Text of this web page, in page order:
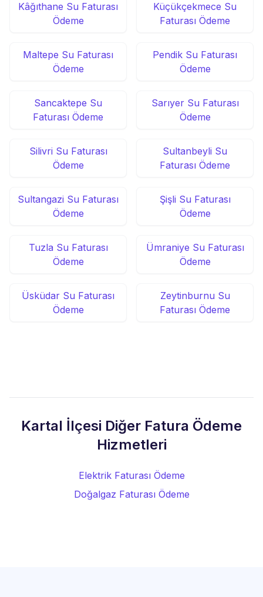
Kâğıthane Su Faturası
Ödeme
Küçükçekmece Su
Faturası Ödeme
Maltepe Su Faturası
Ödeme
Pendik Su Faturası
Ödeme
Sancaktepe Su
Faturası Ödeme
Sarıyer Su Faturası
Ödeme
Silivri Su Faturası
Ödeme
Sultanbeyli Su
Faturası Ödeme
Sultangazi Su Faturası
Ödeme
Şişli Su Faturası
Ödeme
Tuzla Su Faturası
Ödeme
Ümraniye Su Faturası
Ödeme
Üsküdar Su Faturası
Ödeme
Zeytinburnu Su
Faturası Ödeme
Kartal İlçesi Diğer Fatura Ödeme
Hizmetleri
Elektrik Faturası Ödeme
Doğalgaz Faturası Ödeme